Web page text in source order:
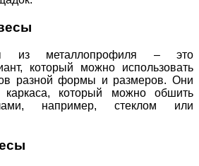
из металлопрофиля – это
который можно использовать
разной формы и размеров. Они
который можно обшить
например, стеклом или